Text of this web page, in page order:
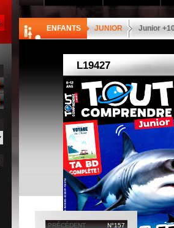
ENFANTS JUNIOR Junior
PRÉCÉDENT N°157